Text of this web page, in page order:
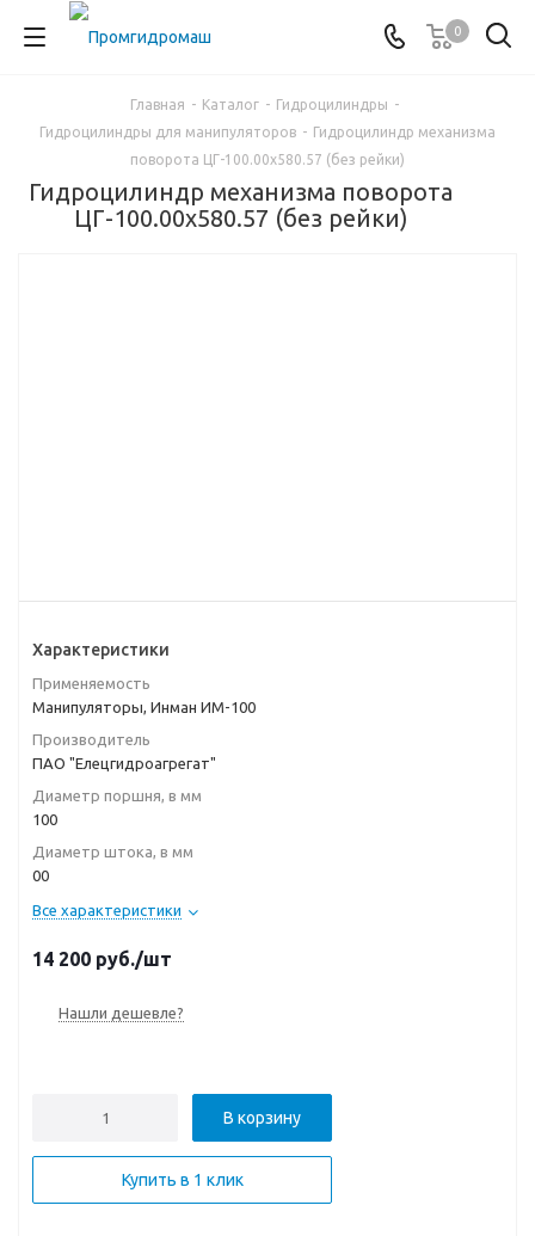
0
Главная - Каталог - Гидроцилиндры -
Гидроцилиндры для манипуляторов - Гидроцилиндр механизма
поворота ЦГ-100.00х580.57 (без рейки)
Гидроцилиндр механизма поворота
ЦГ-100.00х580.57 (без рейки)
Характеристики
Применяемость
Манипуляторы, Инман ИМ-100
Производитель
ПАО "Елецгидроагрегат"
Диаметр поршня, в мм
100
Диаметр штока, в мм
00
Все характеристики
14 200 руб./шт
Нашли дешевле?
В корзину
Купить в 1 клик